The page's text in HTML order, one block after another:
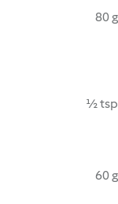
80 g
½ tsp
60 g